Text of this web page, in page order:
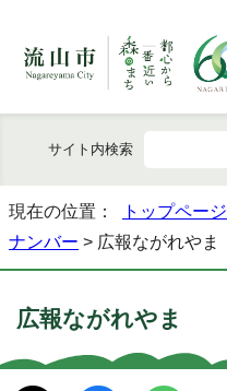
サイト内検索
現在の位置： トップページ
ナンバー > 広報ながれやま
広報ながれやま